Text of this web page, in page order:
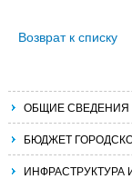
Возврат к списку
ОБЩИЕ СВЕДЕНИЯ
БЮДЖЕТ
ИНФРАСТРУКТУРА